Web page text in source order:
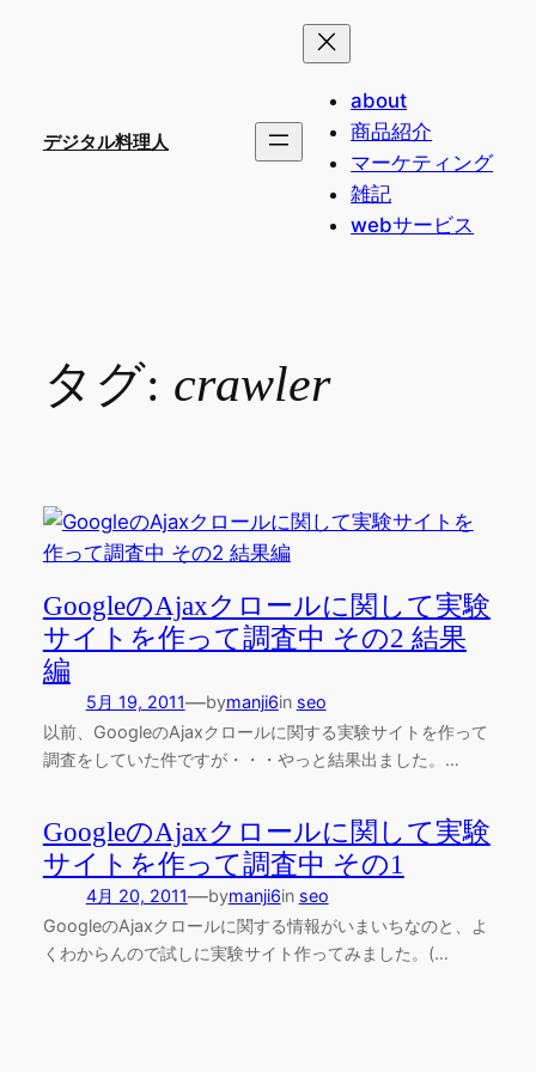
デジタル料理人
about
商品紹介
マーケティング
雑記
webサービス
タグ: crawler
GoogleのAjaxクロールに関して実験
サイトを作って調査中 その2 結果
編
5月 19, 2011—bymanji6in seo
以前、GoogleのAjaxクロールに関する実験サイトを作って
調査をしていた件ですが・・・やっと結果出ました。…
GoogleのAjaxクロールに関して実験
サイトを作って調査中 その1
4月 20, 2011—bymanji6in seo
GoogleのAjaxクロールに関する情報がいまいちなのと、よ
くわからんので試しに実験サイト作ってみました。(…